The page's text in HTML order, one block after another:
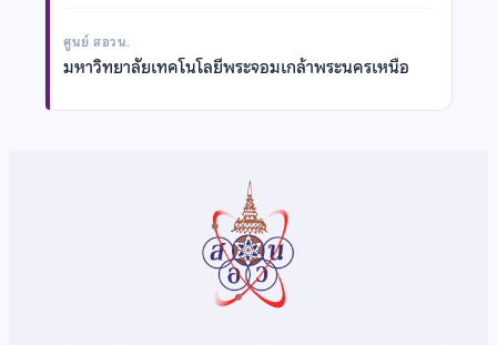
ศูนย์ สอวน.
มหาวิทยาลัยเทคโนโลยีพระจอมเกล้าพระนครเหนือ